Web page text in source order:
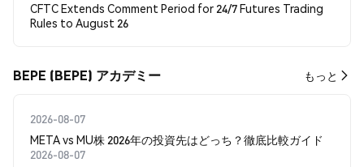
CFTC Extends Comment Period for 24/7 Futures Trading
Rules to August 26
BEPE (BEPE) アカデミー もっと
2026-08-07
META vs MU株 2026年の投資先はどっち？徹底比較ガイド
2026-08-07